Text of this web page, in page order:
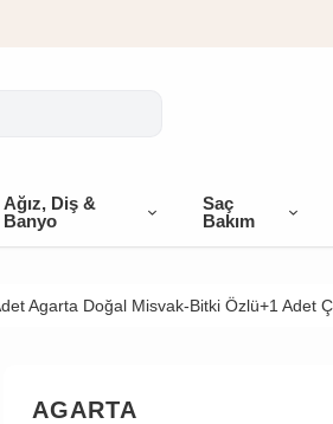
Ağız, Diş &
Banyo
Saç
Bakım
Agarta Doğal Misvak-Bitki Özlü+1 Adet
AGARTA